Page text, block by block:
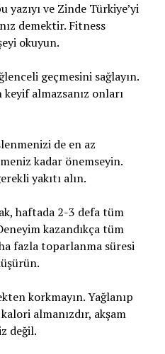
ve Zinde Türkiye’yi
demektir. Fitness
okuyun.
geçmesini sağlayın.
almazsanız onları
de en az
kadar önemseyin.
yakıtı alın.
haftada 2-3 defa tüm
kazandıkça tüm
fazla toparlanma süresi
korkmayın. Yağlanıp
almanızdır, akşam
değil.